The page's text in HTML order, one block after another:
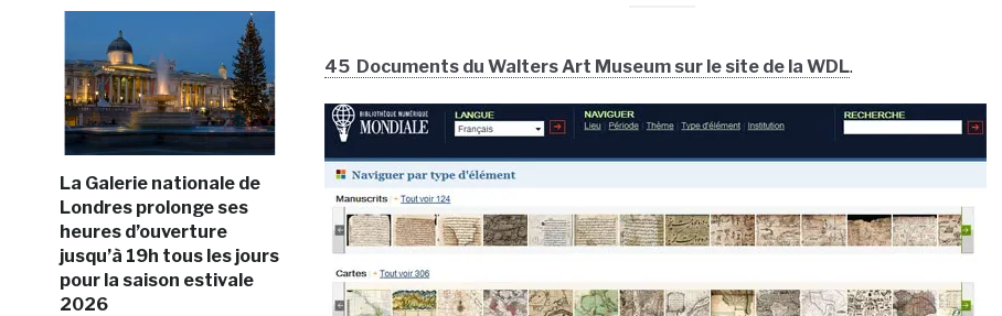
La Galerie nationale de
Londres prolonge ses
heures d’ouverture
jusqu’à 19h tous les jours
pour la saison estivale
2026
45 Documents du Walters Art Museum sur le site de la WDL.